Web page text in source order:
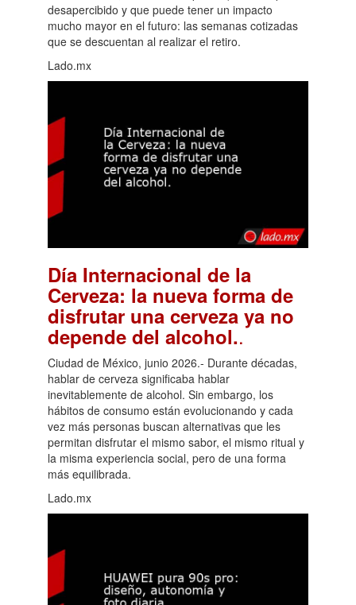
desapercibido y que puede tener un impacto
mucho mayor en el futuro: las semanas cotizadas
que se descuentan al realizar el retiro.
Lado.mx
Día Internacional de la
Cerveza: la nueva forma de
disfrutar una cerveza ya no
depende del alcohol..
Ciudad de México, junio 2026.- Durante décadas,
hablar de cerveza significaba hablar
inevitablemente de alcohol. Sin embargo, los
hábitos de consumo están evolucionando y cada
vez más personas buscan alternativas que les
permitan disfrutar el mismo sabor, el mismo ritual y
la misma experiencia social, pero de una forma
más equilibrada.
Lado.mx